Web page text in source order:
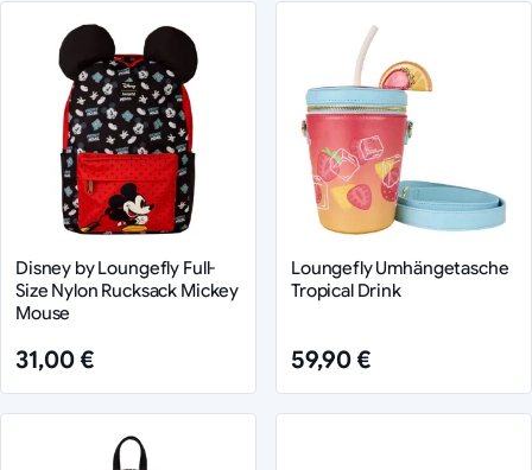
Disney by Loungefly Full-
Size Nylon Rucksack Mickey
Mouse
31,00 €
Loungefly Umhängetasche
Tropical Drink
59,90 €